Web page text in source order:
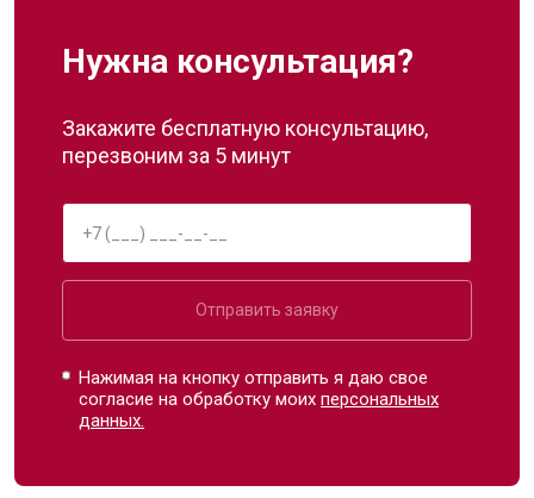
Нужна консультация?
Закажите бесплатную консультацию,
перезвоним за 5 минут
Отправить заявку
Нажимая на кнопку отправить я даю свое
согласие на обработку моихперсональных
данных.